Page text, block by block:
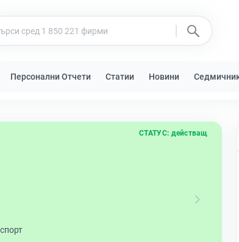
Персонални Отчети Статии Новини
СТАТУС: действащ